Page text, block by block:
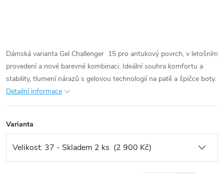
Dámská varianta Gel Challenger 15 pro antukový povrch, v letošním
provedení a nové barevné kombinaci. Ideální souhra komfortu a
stability, tlumení nárazů s gelovou technologií na patě a špičce boty.
Detailní informace
Varianta